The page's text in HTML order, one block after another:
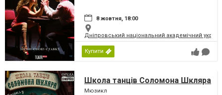
8 жовтня, 18:00
Дніпровський національний академічний
Купити
Школа танців Соломона Шкляра
Мюзикл